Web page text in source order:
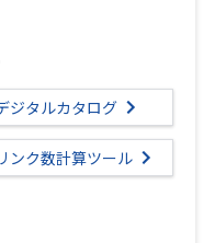
ジタルカタログ
ンク数計算ツール